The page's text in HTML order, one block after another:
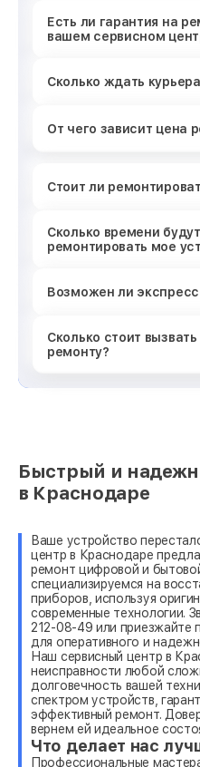
Есть ли гарантия на
вашем сервисном
Сколько ждать
От чего зависит цена
Стоит ли
Сколько времени будут
ремонтировать мое
Возможен ли
Сколько стоит
ремонту?
Быстрый и
в Краснодаре
Ваше устройство
центр в Краснодаре
ремонт цифровой и
специализируемся на
приборов, используя
современные технологии.
212-08-49 или приезжайте
для оперативного и
Наш сервисный центр в
неисправности любой
долговечность вашей
спектром устройств,
эффективный ремонт.
вернем ей идеальное
Что делает нас
Профессиональные